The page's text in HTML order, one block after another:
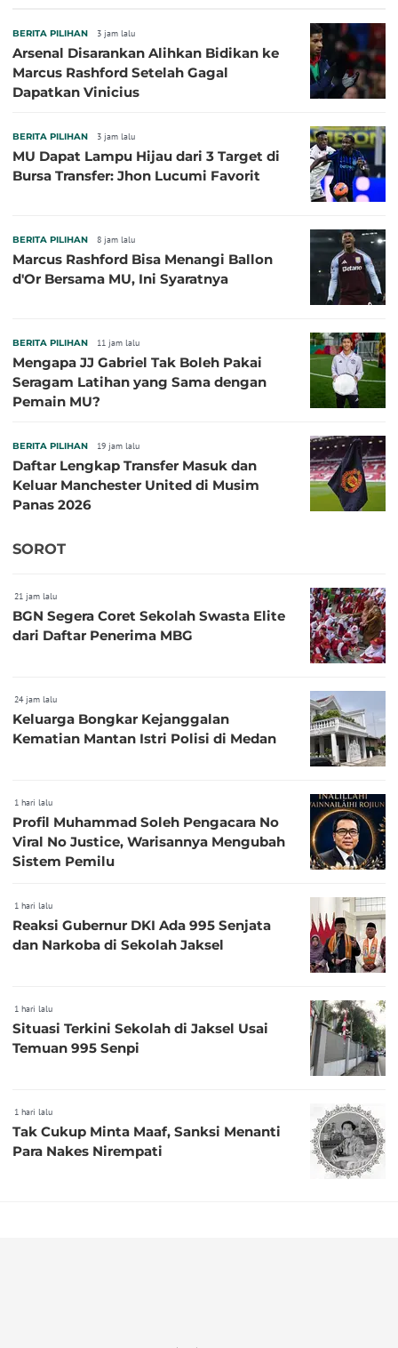
BERITA PILIHAN 3 jam lalu
Arsenal Disarankan Alihkan Bidikan ke
Marcus Rashford Setelah Gagal
Dapatkan Vinicius
BERITA PILIHAN 3 jam lalu
MU Dapat Lampu Hijau dari 3 Target di
Bursa Transfer: Jhon Lucumi Favorit
BERITA PILIHAN 8 jam lalu
Marcus Rashford Bisa Menangi Ballon
d'Or Bersama MU, Ini Syaratnya
BERITA PILIHAN 11 jam lalu
Mengapa JJ Gabriel Tak Boleh Pakai
Seragam Latihan yang Sama dengan
Pemain MU?
BERITA PILIHAN 19 jam lalu
Daftar Lengkap Transfer Masuk dan
Keluar Manchester United di Musim
Panas 2026
SOROT
21 jam lalu
BGN Segera Coret Sekolah Swasta Elite
dari Daftar Penerima MBG
24 jam lalu
Keluarga Bongkar Kejanggalan
Kematian Mantan Istri Polisi di Medan
1 hari lalu
Profil Muhammad Soleh Pengacara No
Viral No Justice, Warisannya Mengubah
Sistem Pemilu
1 hari lalu
Reaksi Gubernur DKI Ada 995 Senjata
dan Narkoba di Sekolah Jaksel
1 hari lalu
Situasi Terkini Sekolah di Jaksel Usai
Temuan 995 Senpi
1 hari lalu
Tak Cukup Minta Maaf, Sanksi Menanti
Para Nakes Nirempati